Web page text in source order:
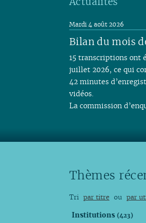
Bilan du mois
Mardi 4 août 2026
15 transcriptions ont
juillet 2026, ce qui
42 minutes
vidéos.
La commission
Thèmes
Tri par titre ou par
Institutions(423)